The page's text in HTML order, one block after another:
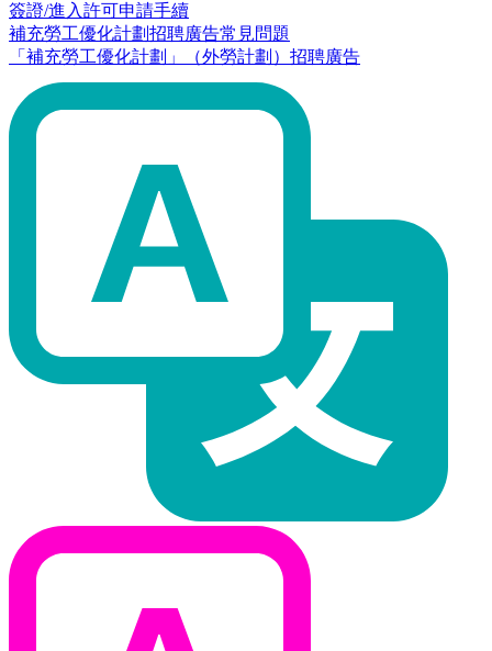
簽證/進入許可申請手續
補充勞工優化計劃招聘廣告常見問題
「補充勞工優化計劃」（外勞計劃）招聘廣告